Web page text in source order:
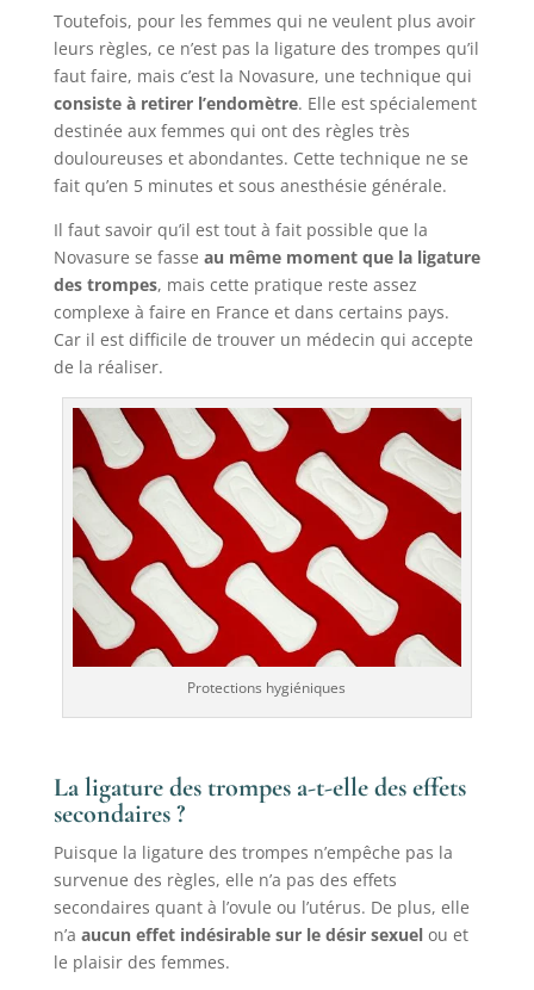
Toutefois, pour les femmes qui ne veulent plus avoir
leurs règles, ce n’est pas la ligature des trompes qu’il
faut faire, mais c’est la Novasure, une technique qui
consiste à retirer l’endomètre. Elle est spécialement
destinée aux femmes qui ont des règles très
douloureuses et abondantes. Cette technique ne se
fait qu’en 5 minutes et sous anesthésie générale.
Il faut savoir qu’il est tout à fait possible que la
Novasure se fasse au même moment que la ligature
des trompes, mais cette pratique reste assez
complexe à faire en France et dans certains pays.
Car il est difficile de trouver un médecin qui accepte
de la réaliser.
Protections hygiéniques
La ligature des trompes a-t-elle des effets
secondaires ?
Puisque la ligature des trompes n’empêche pas la
survenue des règles, elle n’a pas des effets
secondaires quant à l’ovule ou l’utérus. De plus, elle
n’a aucun effet indésirable sur le désir sexuel ou et
le plaisir des femmes.